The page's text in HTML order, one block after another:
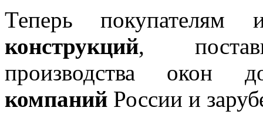
Теперь покупателям
конструкций,
производства окон
компаний России и